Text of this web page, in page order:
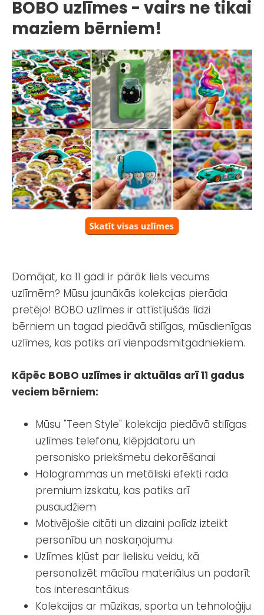
BOBO uzlīmes - vairs ne tikai
maziem bērniem!
Domājat, ka 11 gadi ir pārāk liels vecums
uzlīmēm? Mūsu jaunākās kolekcijas pierāda
pretējo! BOBO uzlīmes ir attīstījušās līdzi
bērniem un tagad piedāvā stilīgas, mūsdienīgas
uzlīmes, kas patiks arī vienpadsmitgadniekiem.
Kāpēc BOBO uzlīmes ir aktuālas arī 11 gadus
veciem bērniem:
Mūsu "Teen Style" kolekcija piedāvā stilīgas
uzlīmes telefonu, klēpjdatoru un
personisko priekšmetu dekorēšanai
Hologrammas un metāliski efekti rada
premium izskatu, kas patiks arī
pusaudžiem
Motivējošie citāti un dizaini palīdz izteikt
personību un noskaņojumu
Uzlīmes kļūst par lielisku veidu, kā
personalizēt mācību materiālus un padarīt
tos interesantākus
Kolekcijas ar mūzikas, sporta un tehnoloģiju